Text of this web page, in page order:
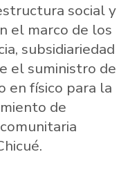
social y
el marco de los
subsidiariedad
el suministro de
en físico para la
de